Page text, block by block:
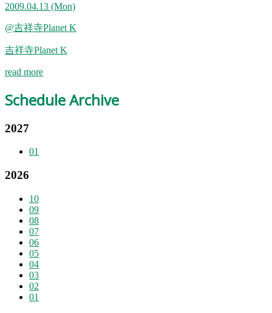
2009.04.13 (Mon)
@吉祥寺Planet K
吉祥寺Planet K
read more
Schedule Archive
2027
01
2026
10
09
08
07
06
05
04
03
02
01